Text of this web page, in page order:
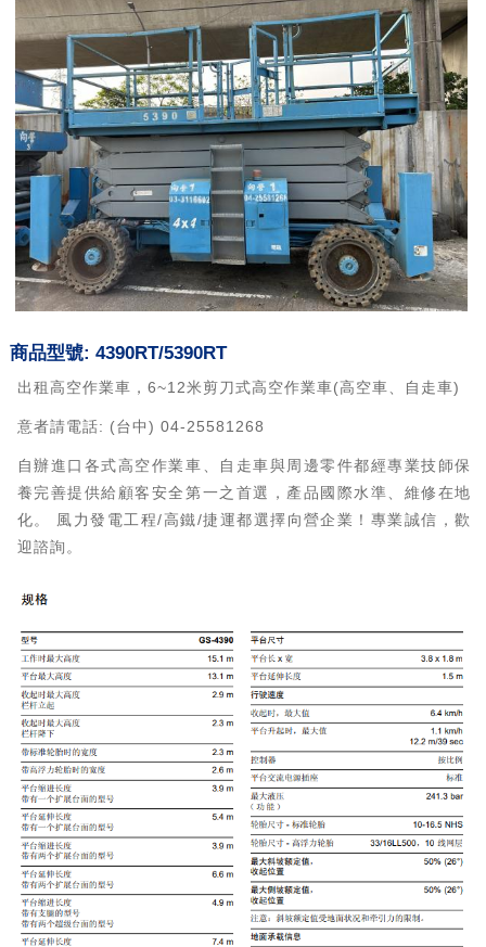
商品型號: 4390RT/5390RT
出租高空作業車，6~12米剪刀式高空作業車(高空車、自走車)
意者請電話: (台中) 04-25581268
自辦進口各式高空作業車、自走車與周邊零件都經專業技師保
養完善提供給顧客安全第一之首選，產品國際水準、維修在地
化。 風力發電工程/高鐵/捷運都選擇向營企業！專業誠信，歡
迎諮詢。